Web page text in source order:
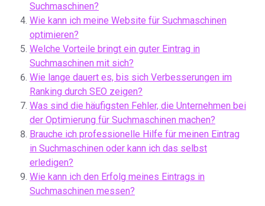
Suchmaschinen?
Wie kann ich meine Website für Suchmaschinen
optimieren?
Welche Vorteile bringt ein guter Eintrag in
Suchmaschinen mit sich?
Wie lange dauert es, bis sich Verbesserungen im
Ranking durch SEO zeigen?
Was sind die häufigsten Fehler, die Unternehmen bei
der Optimierung für Suchmaschinen machen?
Brauche ich professionelle Hilfe für meinen Eintrag
in Suchmaschinen oder kann ich das selbst
erledigen?
Wie kann ich den Erfolg meines Eintrags in
Suchmaschinen messen?